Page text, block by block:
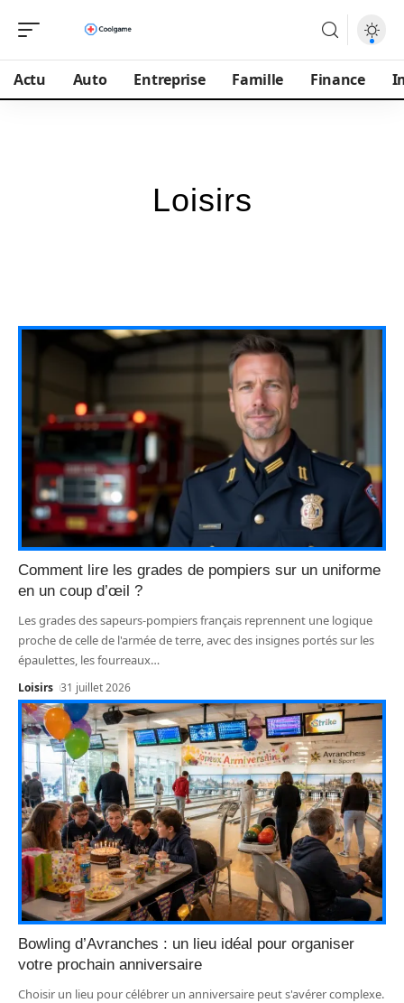
Actu Auto Entreprise Famille Finance
Loisirs
Comment lire les grades de pompiers sur un uniforme
en un coup d’œil ?
Les grades des sapeurs-pompiers français reprennent une logique
proche de celle de l'armée de terre, avec des insignes portés sur les
épaulettes, les fourreaux…
Loisirs 31 juillet 2026
Bowling d’Avranches : un lieu idéal pour organiser
votre prochain anniversaire
Choisir un lieu pour célébrer un anniversaire peut s'avérer complexe.